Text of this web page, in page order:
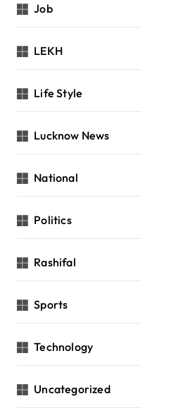
Job
LEKH
Life Style
Lucknow News
National
Politics
Rashifal
Sports
Technology
Uncategorized